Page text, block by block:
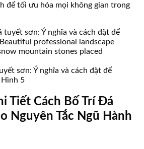
để tối ưu hóa mọi không gian trong
sơn: Ý nghĩa và cách đặt để
5
Tiết Cách Bố Trí Đá
Nguyên Tắc Ngũ Hành